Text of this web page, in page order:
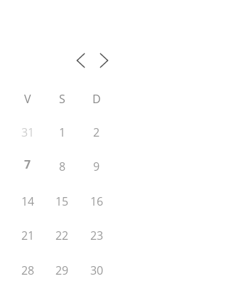
V S D
31 1 2
7 8 9
14 15 16
21 22 23
28 29 30